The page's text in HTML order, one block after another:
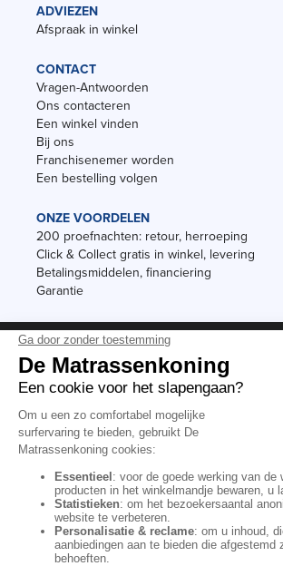
ADVIEZEN
Afspraak in winkel
CONTACT
Vragen-Antwoorden
Ons contacteren
Een winkel vinden
Bij ons
Franchisenemer worden
Een bestelling volgen
ONZE VOORDELEN
200 proefnachten: retour, herroeping
Click & Collect gratis in winkel, levering
Betalingsmiddelen, financiering
Garantie
Vermeldingen
Black Friday
Voorraadverkoop
Algemene verkoopvoorwaarden voor winkels
Algemene verkoopvoorwaarden op internet
Wettelijke Bepalingen
Persoonlijke gegevens
Kortingscodes De Matrassenkoning